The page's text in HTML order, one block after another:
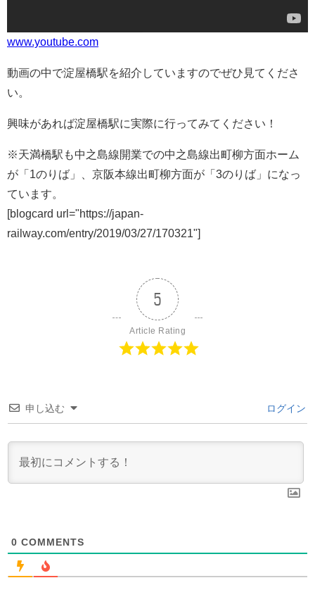
www.youtube.com
動画の中で淀屋橋駅を紹介していますのでぜひ見てくださ
い。
興味があれば淀屋橋駅に実際に行ってみてください！
※天満橋駅も中之島線開業での中之島線出町柳方面ホーム
が「1のりば」、京阪本線出町柳方面が「3のりば」になっ
ています。
[blogcard url="https://japan-
railway.com/entry/2019/03/27/170321"]
5
Article Rating
申し込む ログイン
0 COMMENTS